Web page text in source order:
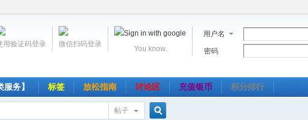
用户名
密码
You know.
微信扫码登录
用验证码登录
服务】 标签 放松指南 讨论区 充值银币 积分排行
帖子